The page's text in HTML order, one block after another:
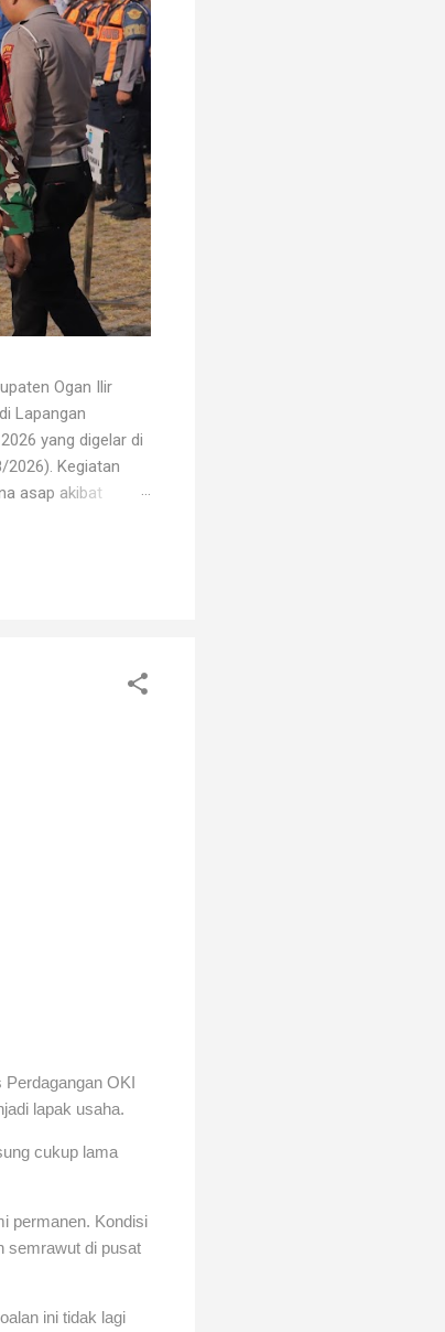
Ogan Ilir
Lapangan
yang digelar di
2026). Kegiatan
asap akibat
masyarakat.
mulai dari
Perdagangan OKI
lapak usaha.
cukup lama
permanen. Kondisi
semrawut di pusat
ini tidak lagi